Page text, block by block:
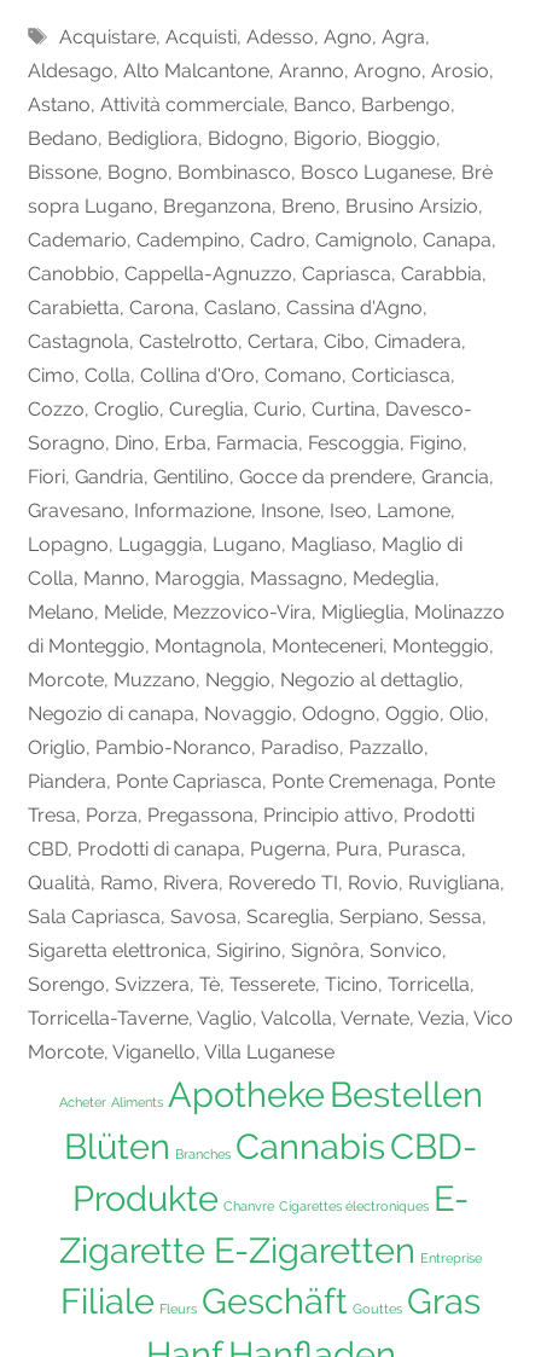
Tags
Acquistare, Acquisti, Adesso, Agno, Agra,
Aldesago, Alto Malcantone, Aranno, Arogno, Arosio,
Astano, Attività commerciale, Banco, Barbengo,
Bedano, Bedigliora, Bidogno, Bigorio, Bioggio,
Bissone, Bogno, Bombinasco, Bosco Luganese, Brè
sopra Lugano, Breganzona, Breno, Brusino Arsizio,
Cademario, Cadempino, Cadro, Camignolo, Canapa,
Canobbio, Cappella-Agnuzzo, Capriasca, Carabbia,
Carabietta, Carona, Caslano, Cassina d'Agno,
Castagnola, Castelrotto, Certara, Cibo, Cimadera,
Cimo, Colla, Collina d'Oro, Comano, Corticiasca,
Cozzo, Croglio, Cureglia, Curio, Curtina, Davesco-
Soragno, Dino, Erba, Farmacia, Fescoggia, Figino,
Fiori, Gandria, Gentilino, Gocce da prendere, Grancia,
Gravesano, Informazione, Insone, Iseo, Lamone,
Lopagno, Lugaggia, Lugano, Magliaso, Maglio di
Colla, Manno, Maroggia, Massagno, Medeglia,
Melano, Melide, Mezzovico-Vira, Miglieglia, Molinazzo
di Monteggio, Montagnola, Monteceneri, Monteggio,
Morcote, Muzzano, Neggio, Negozio al dettaglio,
Negozio di canapa, Novaggio, Odogno, Oggio, Olio,
Origlio, Pambio-Noranco, Paradiso, Pazzallo,
Piandera, Ponte Capriasca, Ponte Cremenaga, Ponte
Tresa, Porza, Pregassona, Principio attivo, Prodotti
CBD, Prodotti di canapa, Pugerna, Pura, Purasca,
Qualità, Ramo, Rivera, Roveredo TI, Rovio, Ruvigliana,
Sala Capriasca, Savosa, Scareglia, Serpiano, Sessa,
Sigaretta elettronica, Sigirino, Signôra, Sonvico,
Sorengo, Svizzera, Tè, Tesserete, Ticino, Torricella,
Torricella-Taverne, Vaglio, Valcolla, Vernate, Vezia, Vico
Morcote, Viganello, Villa Luganese
Acheter Aliments ApothekeBestellen
Blüten
Branches CannabisCBD-
Produkte Chanvre Cigarettes électroniques E-
Zigarette E-Zigaretten
Entreprise
Filiale Fleurs Geschäft Gouttes Gras